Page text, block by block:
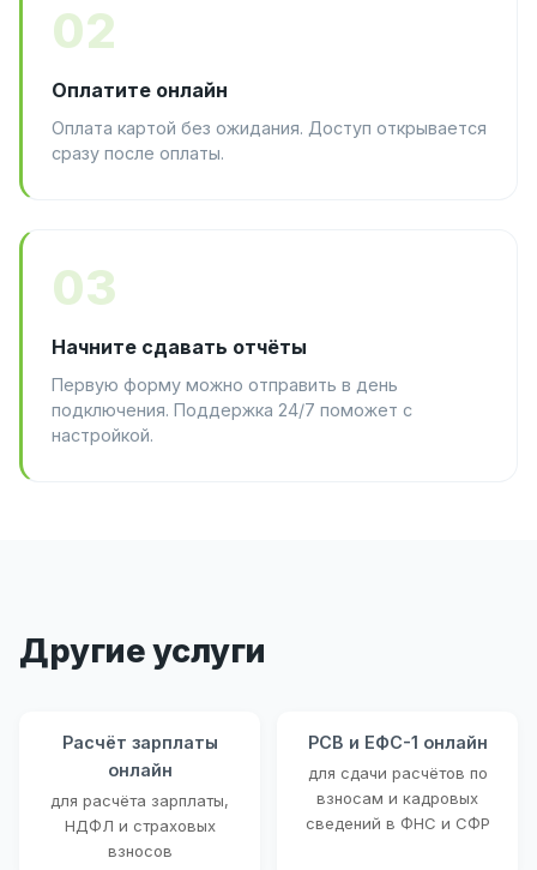
02
Оплатите онлайн
Оплата картой без ожидания. Доступ открывается
сразу после оплаты.
03
Начните сдавать отчёты
Первую форму можно отправить в день
подключения. Поддержка 24/7 поможет с
настройкой.
Другие услуги
Расчёт зарплаты
онлайн
для расчёта зарплаты,
НДФЛ и страховых
взносов
РСВ и ЕФС-1 онлайн
для сдачи расчётов по
взносам и кадровых
сведений в ФНС и СФР